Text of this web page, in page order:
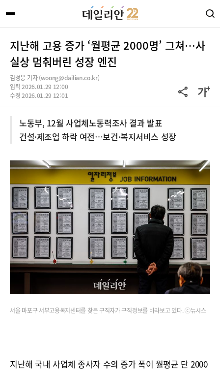
지난해 고용 증가 ‘월평균 2000명’ 그쳐…사
실상 멈춰버린 성장 엔진
김성웅 기자 (woong@dailian.co.kr)
입력 2026.01.29 12:00
수정 2026.01.29 12:01
노동부, 12월 사업체노동력조사 결과 발표
건설·제조업 하락 여전…보건·복지서비스 성장
서울 마포구 서부고용복지센터를 찾은 구직자가 구직정보를 바라보고 있다. ⓒ뉴시스
지난해 국내 사업체 종사자 수의 증가 폭이 월평균 단 2000